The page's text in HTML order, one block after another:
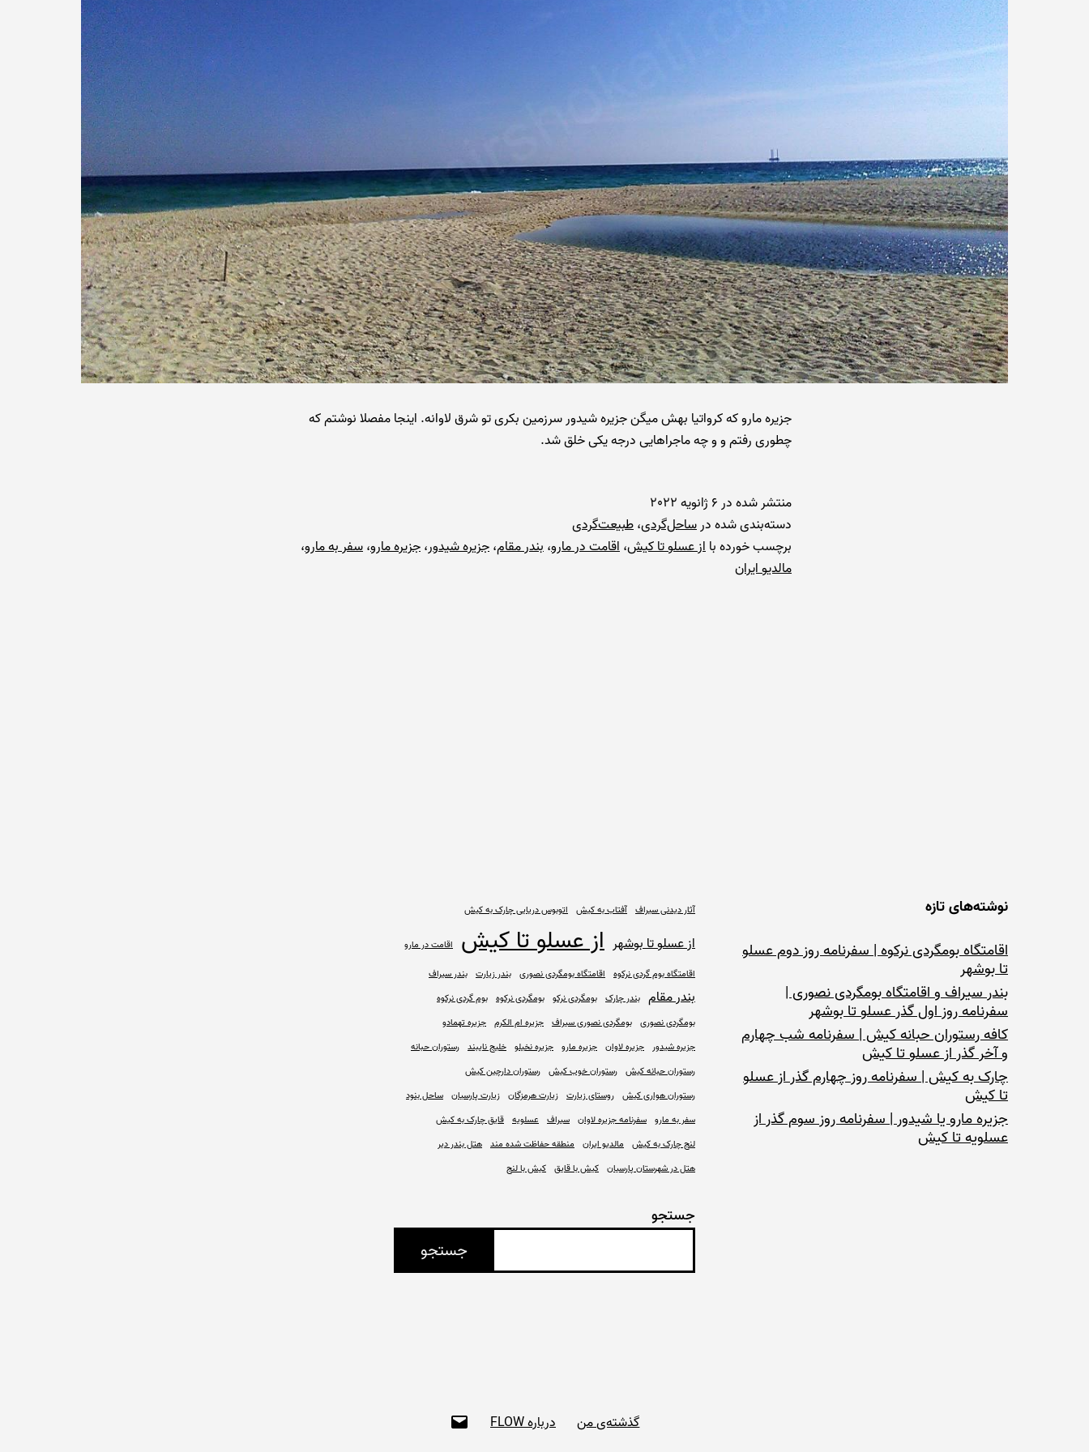
جزیره مارو که کرواتیا بهش میگن جزیره شیدور سرزمین بکری تو شرق لاوانه. اینجا مفصلا نوشتم که
چطوری رفتم و و چه ماجراهایی درجه یکی خلق شد.
منتشر شده در 6 ژانویه 2022
دسته‌بندی شده در ساحل‌گردی، طبیعت‌گردی
برچسب خورده با از عسلو تا کیش، اقامت در مارو، بندر مقام، جزیره شیدور ، جزیره مارو، سفر به مارو،
مالدیو ایران
نوشته‌های تازه
اقامتگاه بومگردی نرکوه | سفرنامه روز دوم عسلو
تا بوشهر
بندر سیراف و اقامتگاه بومگردی نصوری |
سفرنامه روز اول گذر عسلو تا بوشهر
کافه رستوران حبانه کیش | سفرنامه شب چهارم
و آخر گذر از عسلو تا کیش
چارک به کیش | سفرنامه روز چهارم گذر از عسلو
تا کیش
جزیره مارو یا شیدور | سفرنامه روز سوم گذر از
عسلویه تا کیش
آثار دیدنی سیراف آفتاب به کیش اتوبوس دریایی چارک به کیش
از عسلو تا بوشهر از عسلو تا کیش اقامت در مارو
اقامتگاه بوم گردی نرکوه اقامتگاه بومگردی نصوری بندر زیارت بندر سیراف
بندر مقام بندر چارک بومگردی نرکو بومگردی نرکوه بوم گردی نرکوه
بومگردی نصوری بومگردی نصوری سیراف جزیره ام الکرم جزیره تهمادو
جزیره شیدور جزیره لاوان جزیره مارو جزیره نخیلو خلیج نایبند رستوران حبانه
رستوران حبانه کیش رستوران خوب کیش رستوران دارچین کیش
رستوران هواری کیش روستای زیارت زیارت هرمزگان زیارت پارسیان ساحل بنود
سفر به مارو سفرنامه جزیره لاوان سیراف عسلویه قایق چارک به کیش
لنج چارک به کیش مالدیو ایران منطقه حفاظت شده مند هتل بندر دیر
هتل در شهرستان پارسیان کیش با قایق کیش با لنج
جستجو
جستجو
گذشته‌ی من درباره FLOW